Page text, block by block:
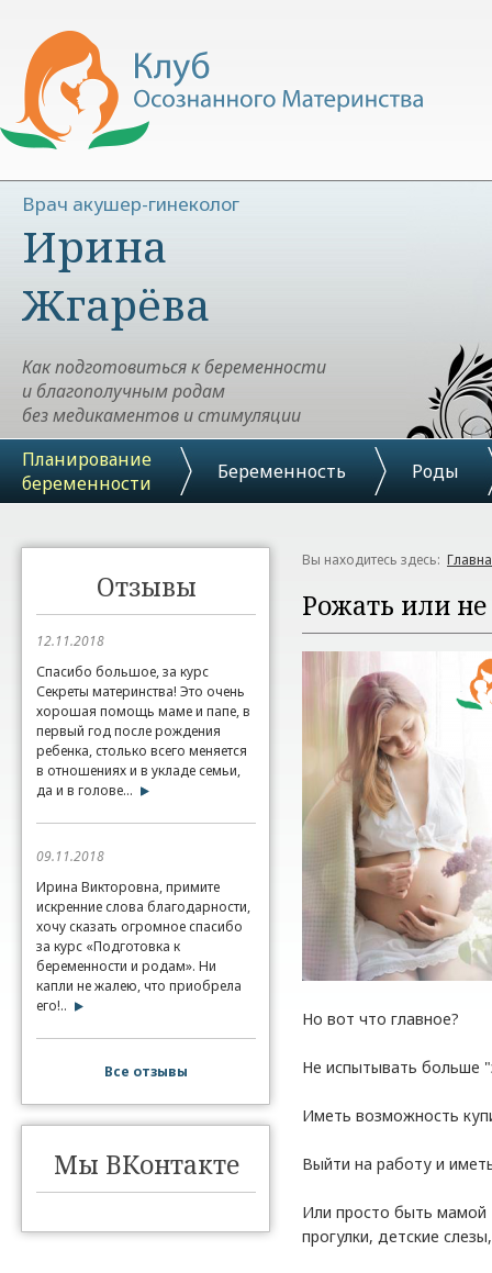
Врач акушер-гинеколог
Ирина
Жгарёва
Как подготовиться к беременности
и благополучным родам
без медикаментов и стимуляции
Планирование
беременности
Беременность Роды
Отзывы
12.11.2018
Спасибо большое, за курс
Секреты материнства! Это очень
хорошая помощь маме и папе, в
первый год после рождения
ребенка, столько всего меняется
в отношениях и в укладе семьи,
да и в голове...
09.11.2018
Ирина Викторовна, примите
искренние слова благодарности,
хочу сказать огромное спасибо
за курс «Подготовка к
беременности и родам». Ни
капли не жалею, что приобрела
его!..
Все отзывы
Мы ВКонтакте
Вы находитесь здесь:
Рожать или
Но вот что главное?
Не испытывать больше
Иметь возможность
Выйти на работу и
Или просто быть
прогулки, детские